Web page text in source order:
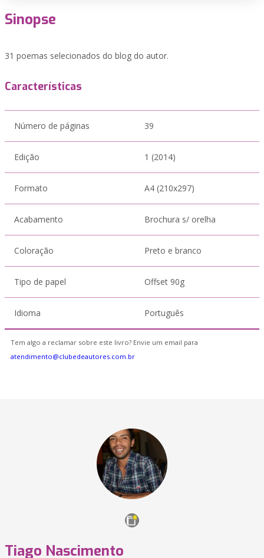
Sinopse
31 poemas selecionados do blog do autor.
Características
Número de páginas 39
Edição 1 (2014)
Formato A4 (210x297)
Acabamento Brochura s/ orelha
Coloração Preto e branco
Tipo de papel Offset 90g
Idioma Português
Tem algo a reclamar sobre este livro? Envie um email para
atendimento@clubedeautores.com.br
Tiago Nascimento